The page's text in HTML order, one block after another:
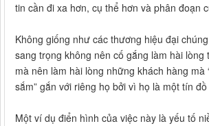
tin cần đi xa hơn, cụ thể hơn và phân đoạn
Không giống như các thương hiệu đại
sang trọng không nên cố gắng làm hài lòng
mà nên làm hài lòng những khách hàng mà
sắm” gắn với riêng họ bởi vì họ là một tín
Một ví dụ điển hình của việc này là yếu tố